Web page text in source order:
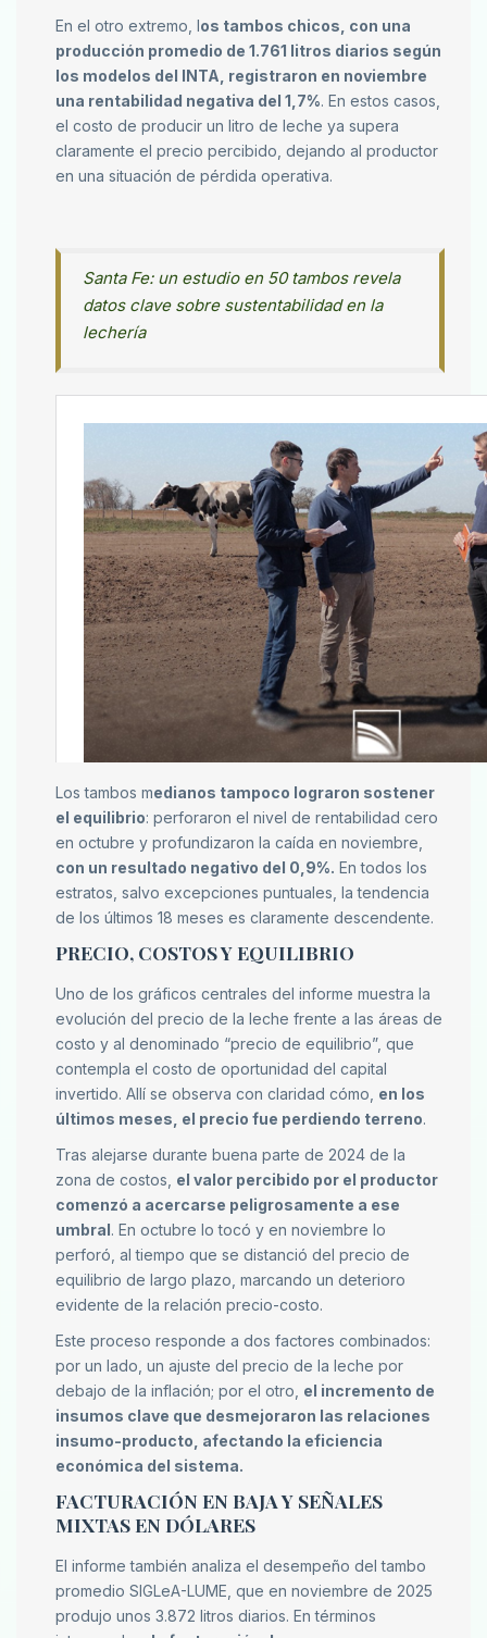
En el otro extremo, los tambos chicos, con una
producción promedio de 1.761 litros diarios según
los modelos del INTA, registraron en noviembre
una rentabilidad negativa del 1,7%. En estos casos,
el costo de producir un litro de leche ya supera
claramente el precio percibido, dejando al productor
en una situación de pérdida operativa.
Santa Fe: un estudio en 50 tambos revela
datos clave sobre sustentabilidad en la
lechería
Los tambos medianos tampoco lograron sostener
el equilibrio: perforaron el nivel de rentabilidad cero
en octubre y profundizaron la caída en noviembre,
con un resultado negativo del 0,9%. En todos los
estratos, salvo excepciones puntuales, la tendencia
de los últimos 18 meses es claramente descendente.
PRECIO, COSTOS Y EQUILIBRIO
Uno de los gráficos centrales del informe muestra la
evolución del precio de la leche frente a las áreas de
costo y al denominado “precio de equilibrio”, que
contempla el costo de oportunidad del capital
invertido. Allí se observa con claridad cómo, en los
últimos meses, el precio fue perdiendo terreno.
Tras alejarse durante buena parte de 2024 de la
zona de costos, el valor percibido por el productor
comenzó a acercarse peligrosamente a ese
umbral. En octubre lo tocó y en noviembre lo
perforó, al tiempo que se distanció del precio de
equilibrio de largo plazo, marcando un deterioro
evidente de la relación precio-costo.
Este proceso responde a dos factores combinados:
por un lado, un ajuste del precio de la leche por
debajo de la inflación; por el otro, el incremento de
insumos clave que desmejoraron las relaciones
insumo-producto, afectando la eficiencia
económica del sistema.
FACTURACIÓN EN BAJA Y SEÑALES
MIXTAS EN DÓLARES
El informe también analiza el desempeño del tambo
promedio SIGLeA-LUME, que en noviembre de 2025
produjo unos 3.872 litros diarios. En términos